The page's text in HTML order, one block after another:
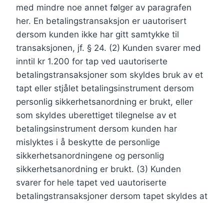
med mindre noe annet følger av paragrafen
her. En betalingstransaksjon er uautorisert
dersom kunden ikke har gitt samtykke til
transaksjonen, jf. § 24. (2) Kunden svarer med
inntil kr 1.200 for tap ved uautoriserte
betalingstransaksjoner som skyldes bruk av et
tapt eller stjålet betalingsinstrument dersom
personlig sikkerhetsanordning er brukt, eller
som skyldes uberettiget tilegnelse av et
betalingsinstrument dersom kunden har
mislyktes i å beskytte de personlige
sikkerhetsanordningene og personlig
sikkerhetsanordning er brukt. (3) Kunden
svarer for hele tapet ved uautoriserte
betalingstransaksjoner dersom tapet skyldes at